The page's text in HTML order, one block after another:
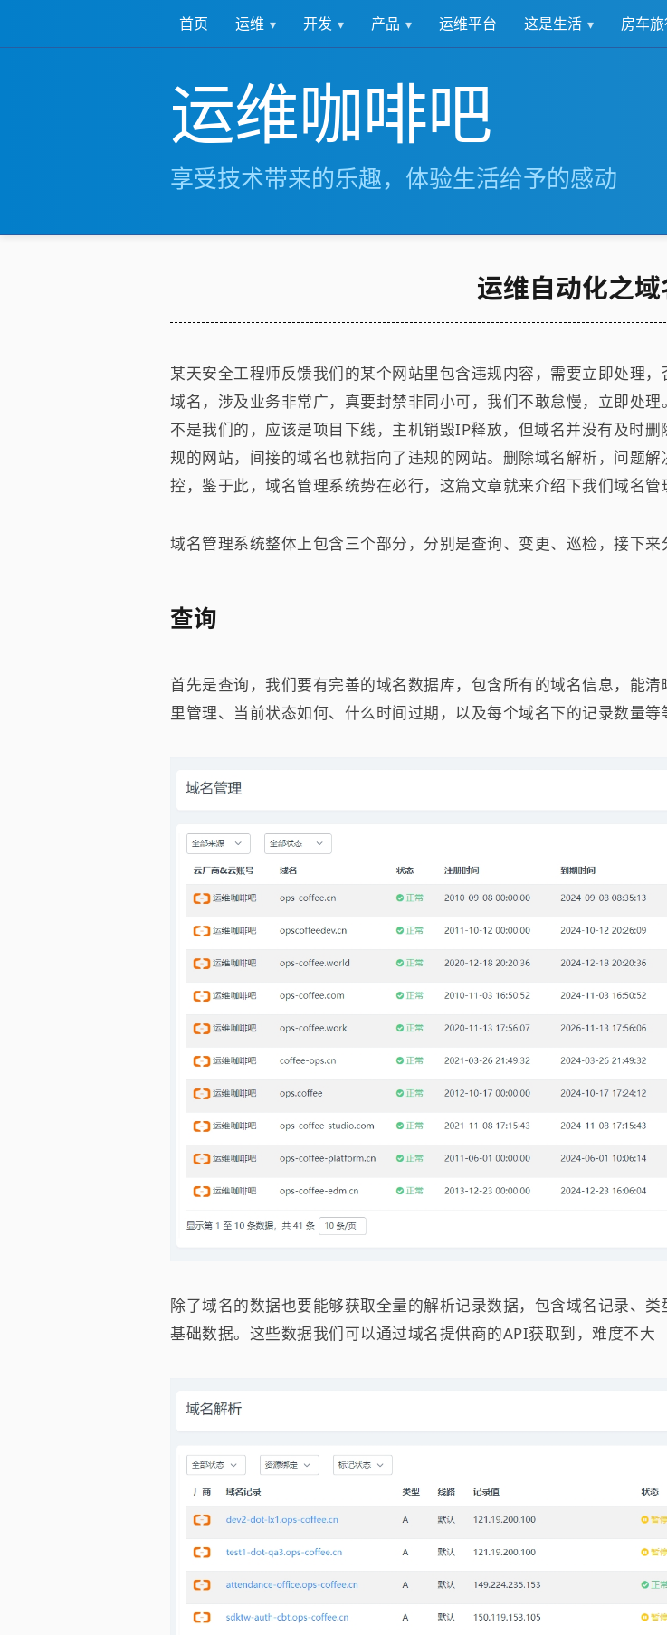
首页 运维 开发 产品 运维平台 这是生活 房车
运维咖啡吧
享受技术带来的乐趣，体验生活给予的感动
运维自动化之
某天安全工程师反馈我们的某个网站里包含违规内容，需要立即处理
域名，涉及业务非常广，真要封禁非同小可，我们不敢怠慢，立即处
不是我们的，应该是项目下线，主机销毁IP释放，但域名并没有及时
规的网站，间接的域名也就指向了违规的网站。删除域名解析，问题
控，鉴于此，域名管理系统势在必行，这篇文章就来介绍下我们域名
域名管理系统整体上包含三个部分，分别是查询、变更、巡检，接下
查询
首先是查询，我们要有完善的域名数据库，包含所有的域名信息，能
里管理、当前状态如何、什么时间过期，以及每个域名下的记录数量等
除了域名的数据也要能够获取全量的解析记录数据，包含域名记录、
基础数据。这些数据我们可以通过域名提供商的API获取到，难度不大